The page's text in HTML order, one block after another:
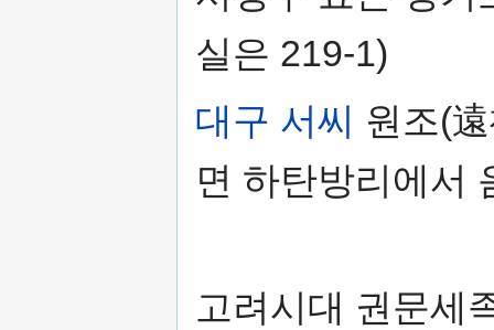
실은 219-1)
대구 서씨
원조(
면 하탄방리에서
고려시대 권문세